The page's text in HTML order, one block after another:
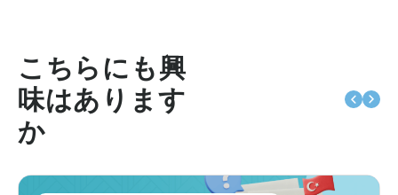
こちらにも興
味はあります
か